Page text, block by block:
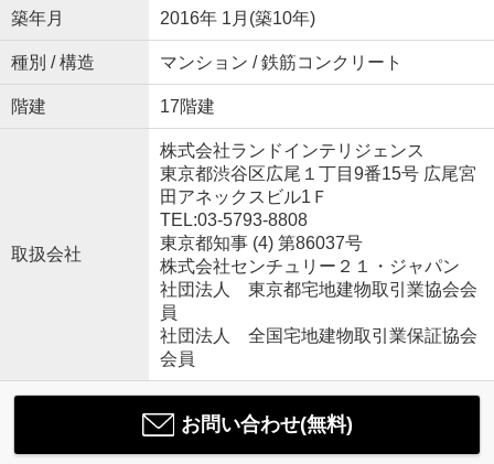
築年月 2016年 1月(築10年)
種別 / 構造 マンション / 鉄筋コンクリート
階建 17階建
取扱会社
株式会社ランドインテリジェンス
東京都渋谷区広尾１丁目9番15号 広尾宮
田アネックスビル1Ｆ
TEL:03-5793-8808
東京都知事 (4) 第86037号
株式会社センチュリー２１・ジャパン
社団法人 東京都宅地建物取引業協会会
員
社団法人 全国宅地建物取引業保証協会
会員
お問い合わせ(無料)